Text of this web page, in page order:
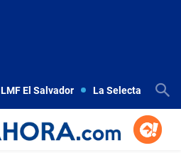
LMF El Salvador La Selecta